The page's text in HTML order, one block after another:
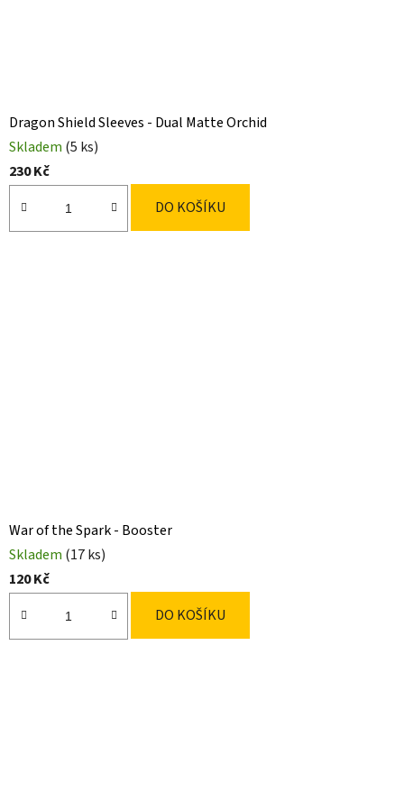
Dragon Shield Sleeves - Dual Matte Orchid
Skladem (5 ks)
230 Kč
DO KOŠÍKU
War of the Spark - Booster
Skladem (17 ks)
120 Kč
DO KOŠÍKU